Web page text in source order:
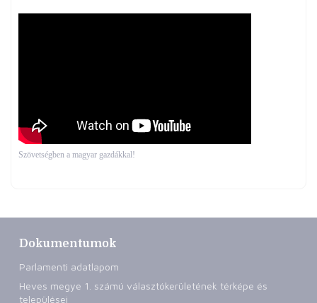
Szövetségben a magyar gazdákkal!
Dokumentumok
Parlamenti adatlapom
Heves megye 1. számú választókerületének térképe és
települései